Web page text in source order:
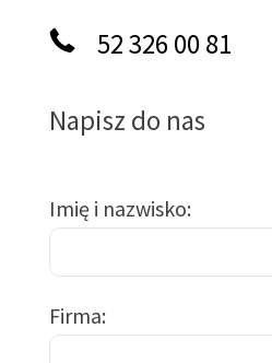
52 326 00 81
Napisz do nas
Imię i nazwisko
Firma